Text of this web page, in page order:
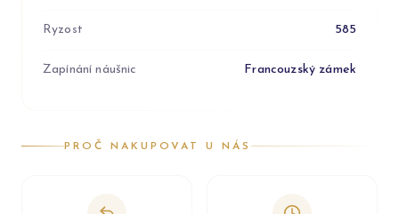
Ryzost 585
Zapínání náušnic Francouzský zámek
PROČ NAKUPOVAT U NÁS